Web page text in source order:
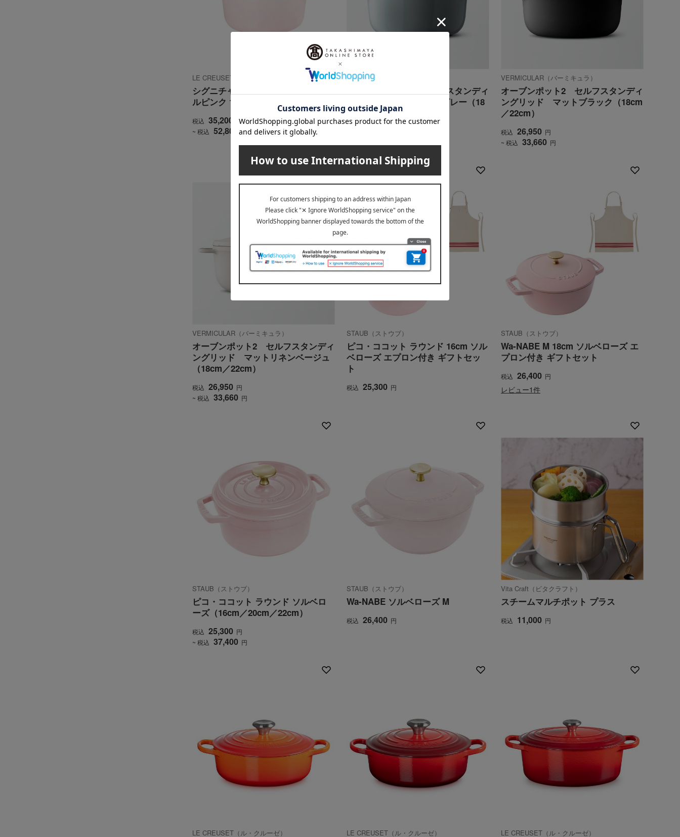
LE CREUSET（ル・クルーゼ）
シグニチャー ココット･ロンド シェ
ルピンク 16→24cm
税込 35,200
円
~ 税込 52,800 円
VERMICULAR（バーミキュラ）
オーブンポット2 セルフスタンディ
ングリッド オイスターグレー（18
cm／22cm）
VERMICULAR（バーミキュラ）
オーブンポット2 セルフスタンディ
ングリッド マットブラック（18cm
／22cm）
税込 26,950 円
~ 税込 33,660 円
VERMICULAR（バーミキュラ）
オーブンポット2 セルフスタンディ
ングリッド マットリネンベージュ
（18cm／22cm）
税込 26,950 円
~ 税込 33,660 円
STAUB（ストウブ）
ピコ・ココット ラウンド 16cm ソル
ベローズ エプロン付き ギフトセッ
ト
税込 25,300 円
STAUB（ストウブ）
Wa-NABE M 18cm ソルベローズ エ
プロン付き ギフトセット
税込 26,400 円
レビュー1件
STAUB（ストウブ）
ピコ・ココット ラウンド ソルベロ
ーズ（16cm／20cm／22cm）
税込 25,300 円
~ 税込 37,400 円
STAUB（ストウブ）
Wa-NABE ソルベローズ M
税込 26,400 円
Vita Craft（ビタクラフト）
スチームマルチポット プラス
税込 11,000 円
LE CREUSET（ル・クルーゼ） LE CREUSET（ル・クルーゼ） LE CREUSET（ル・クルーゼ）